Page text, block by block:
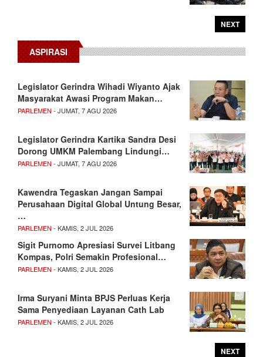
NEXT
ASPIRASI
Legislator Gerindra Wihadi Wiyanto Ajak
Masyarakat Awasi Program Makan…
PARLEMEN - JUMAT, 7 AGU 2026
Legislator Gerindra Kartika Sandra Desi
Dorong UMKM Palembang Lindungi…
PARLEMEN - JUMAT, 7 AGU 2026
Kawendra Tegaskan Jangan Sampai
Perusahaan Digital Global Untung Besar,
…
PARLEMEN - KAMIS, 2 JUL 2026
Sigit Purnomo Apresiasi Survei Litbang
Kompas, Polri Semakin Profesional…
PARLEMEN - KAMIS, 2 JUL 2026
Irma Suryani Minta BPJS Perluas Kerja
Sama Penyediaan Layanan Cath Lab
PARLEMEN - KAMIS, 2 JUL 2026
NEXT